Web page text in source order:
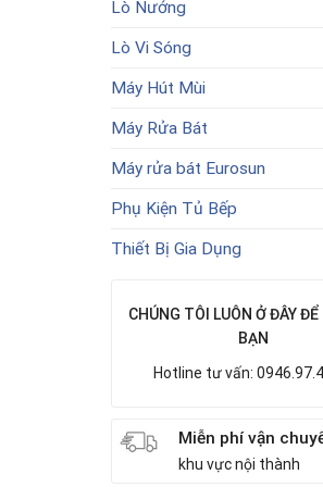
Lò Nướng
Lò Vi Sóng
Máy Hút Mùi
Máy Rửa Bát
Máy rửa bát Eurosun
Phụ Kiện Tủ Bếp
Thiết Bị Gia Dụng
CHÚNG TÔI LUÔN Ở ĐÂY
BẠN
Hotline tư vấn:
Miễn phí vận
khu vực nội thành